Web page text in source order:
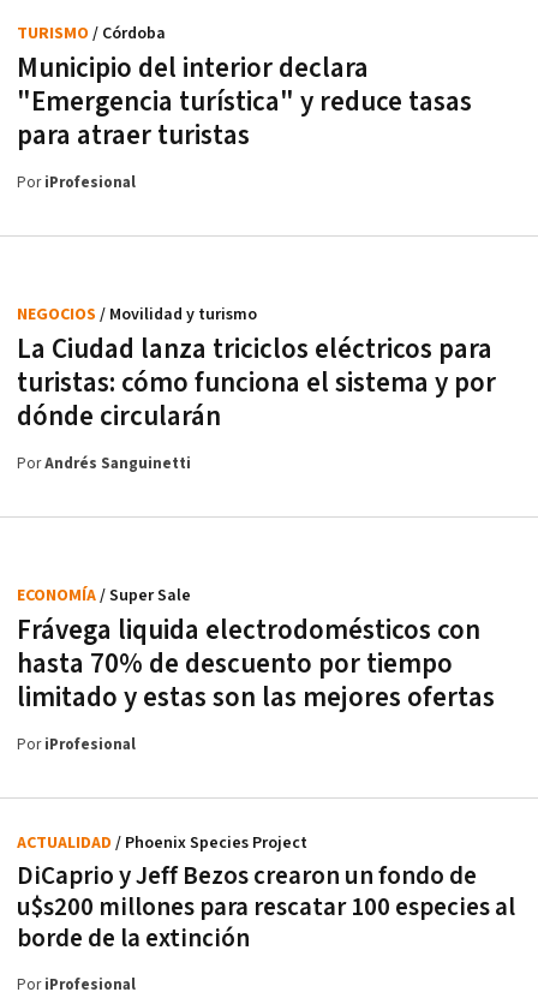
Municipio del interior declara
"Emergencia turística" y reduce tasas
para atraer turistas
TURISMO / Córdoba
PoriProfesional
La Ciudad lanza triciclos eléctricos para
turistas: cómo funciona el sistema y por
dónde circularán
NEGOCIOS / Movilidad y turismo
PorAndrés Sanguinetti
Frávega liquida electrodomésticos con
hasta 70% de descuento por tiempo
limitado y estas son las mejores ofertas
ECONOMÍA/ Super Sale
PoriProfesional
DiCaprio y Jeff Bezos crearon un fondo de
u$s200 millones para rescatar 100 especies al
borde de la extinción
ACTUALIDAD / Phoenix Species Project
PoriProfesional